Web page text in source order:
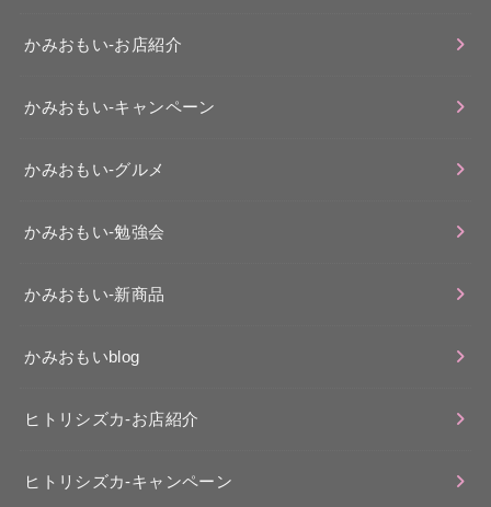
かみおもい-お店紹介
かみおもい-キャンペーン
かみおもい-グルメ
かみおもい-勉強会
かみおもい-新商品
かみおもいblog
ヒトリシズカ-お店紹介
ヒトリシズカ-キャンペーン